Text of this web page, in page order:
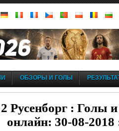
ОБЗОРЫ И ГОЛЫ
Русенборг : Голы
онлайн: 30-08-